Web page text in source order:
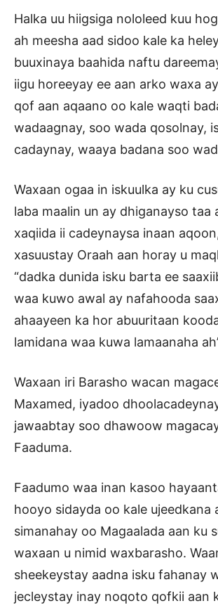
Halka uu hiigsiga nololeed kuu
ah meesha aad sidoo kale ka
buuxinaya baahida naftu
iigu horeeyay ee aan arko waxa
qof aan aqaano oo kale waqti
wadaagnay, soo wada qosolnay,
cadaynay, waaya badana soo
Waxaan ogaa in iskuulka ay ku
laba maalin un ay dhiganayso taa
xaqiida ii cadeynaysa inaan
xasuustay Oraah aan horay u
“dadka dunida isku barta ee
waa kuwo awal ay nafahooda
ahaayeen ka hor abuuritaan
lamidana waa kuwa lamaanaha
Waxaan iri Barasho wacan
Maxamed, iyadoo
jawaabtay soo dhawoow
Faaduma.
Faadumo waa inan kasoo
hooyo sidayda oo kale ujeedkana
simanahay oo Magaalada aan ku
waxaan u nimid waxbarasho.
sheekeystay aadna isku fahanay
jecleystay inay noqoto qofkii aan